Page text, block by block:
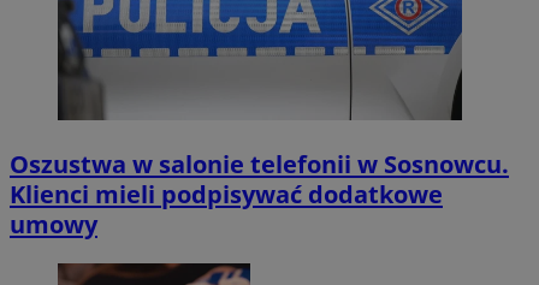
Oszustwa w salonie telefonii w Sosnowcu.
Klienci mieli podpisywać dodatkowe
umowy